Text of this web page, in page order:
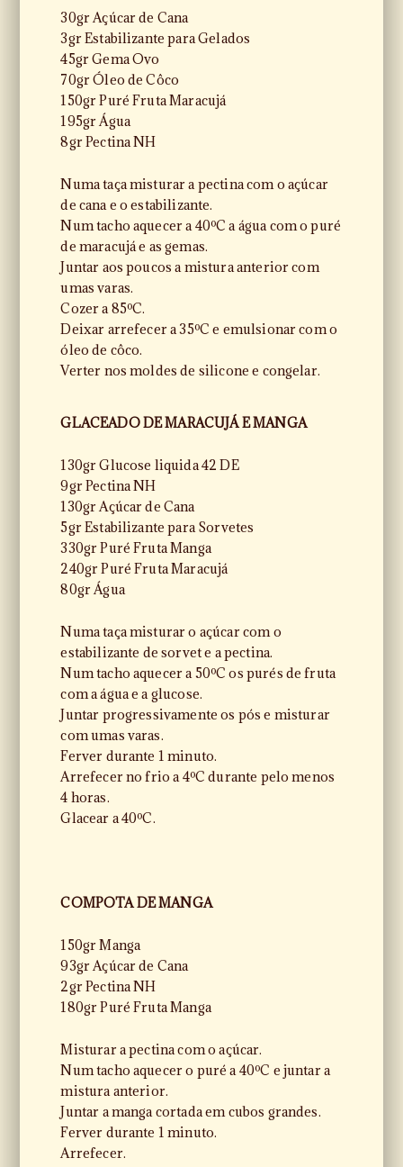
30gr Açúcar de Cana
3gr Estabilizante para Gelados
45gr Gema Ovo
70gr Óleo de Côco
150gr Puré Fruta Maracujá
195gr Água
8gr Pectina NH
Numa taça misturar a pectina com o açúcar
de cana e o estabilizante.
Num tacho aquecer a 40ºC a água com o puré
de maracujá e as gemas.
Juntar aos poucos a mistura anterior com
umas varas.
Cozer a 85ºC.
Deixar arrefecer a 35ºC e emulsionar com o
óleo de côco.
Verter nos moldes de silicone e congelar.
GLACEADO DE MARACUJÁ E MANGA
130gr Glucose liquida 42 DE
9gr Pectina NH
130gr Açúcar de Cana
5gr Estabilizante para Sorvetes
330gr Puré Fruta Manga
240gr Puré Fruta Maracujá
80gr Água
Numa taça misturar o açúcar com o
estabilizante de sorvet e a pectina.
Num tacho aquecer a 50ºC os purés de fruta
com a água e a glucose.
Juntar progressivamente os pós e misturar
com umas varas.
Ferver durante 1 minuto.
Arrefecer no frio a 4ºC durante pelo menos
4 horas.
Glacear a 40ºC.
COMPOTA DE MANGA
150gr Manga
93gr Açúcar de Cana
2gr Pectina NH
180gr Puré Fruta Manga
Misturar a pectina com o açúcar.
Num tacho aquecer o puré a 40ºC e juntar a
mistura anterior.
Juntar a manga cortada em cubos grandes.
Ferver durante 1 minuto.
Arrefecer.